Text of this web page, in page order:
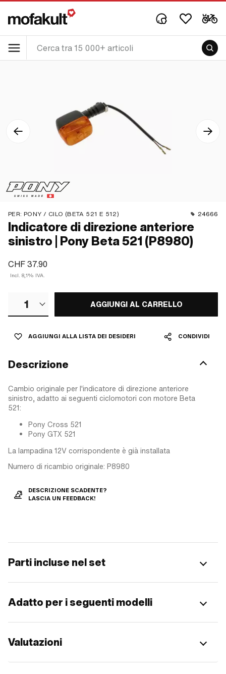
PER: PONY / CILO (BETA 521 E 512) 24666
Indicatore di direzione anteriore
sinistro | Pony Beta 521 (P8980)
CHF 37.90
Incl. 8,1% IVA.
1 AGGIUNGI AL CARRELLO
AGGIUNGI ALLA LISTA DEI DESIDERI CONDIVIDI
Descrizione
Cambio originale per l'indicatore di direzione anteriore
sinistro, adatto ai seguenti ciclomotori con motore Beta
521:
Pony Cross 521
Pony GTX 521
La lampadina 12V corrispondente è già installata
Numero di ricambio originale: P8980
DESCRIZIONE SCADENTE?
LASCIA UN FEEDBACK!
Parti incluse nel set
Adatto per i seguenti modelli
Valutazioni